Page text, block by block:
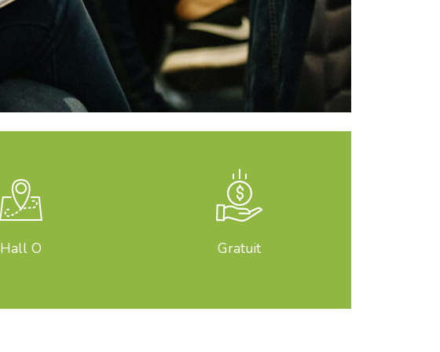
Hall O Gratuit